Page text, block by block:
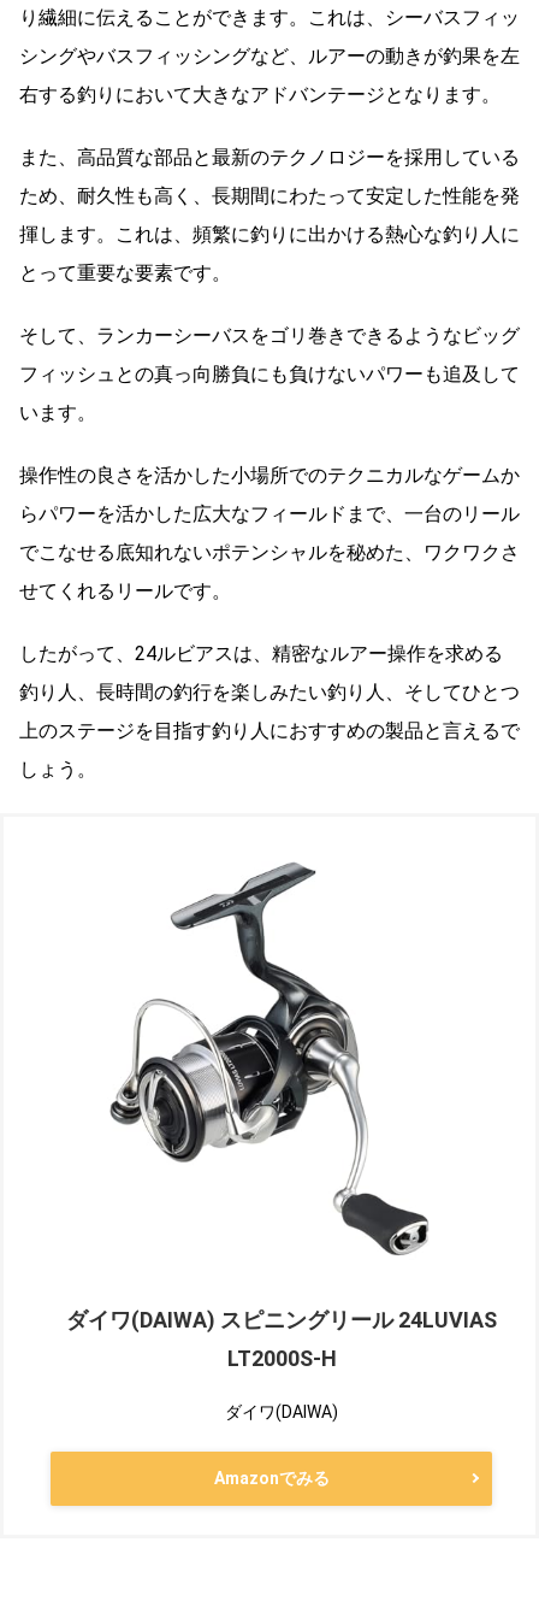
り繊細に伝えることができます。これは、シーバスフィッ
シングやバスフィッシングなど、ルアーの動きが釣果を左
右する釣りにおいて大きなアドバンテージとなります。
また、高品質な部品と最新のテクノロジーを採用している
ため、耐久性も高く、長期間にわたって安定した性能を発
揮します。これは、頻繁に釣りに出かける熱心な釣り人に
とって重要な要素です。
そして、ランカーシーバスをゴリ巻きできるようなビッグ
フィッシュとの真っ向勝負にも負けないパワーも追及して
います。
操作性の良さを活かした小場所でのテクニカルなゲームか
らパワーを活かした広大なフィールドまで、一台のリール
でこなせる底知れないポテンシャルを秘めた、ワクワクさ
せてくれるリールです。
したがって、24ルビアスは、精密なルアー操作を求める
釣り人、長時間の釣行を楽しみたい釣り人、そしてひとつ
上のステージを目指す釣り人におすすめの製品と言えるで
しょう。
ダイワ(DAIWA) スピニングリール 24LUVIAS
LT2000S-H
ダイワ(DAIWA)
Amazonでみる